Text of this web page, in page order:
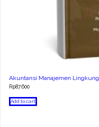
Akuntansi Manajemen
Rp87.600
Add to cart